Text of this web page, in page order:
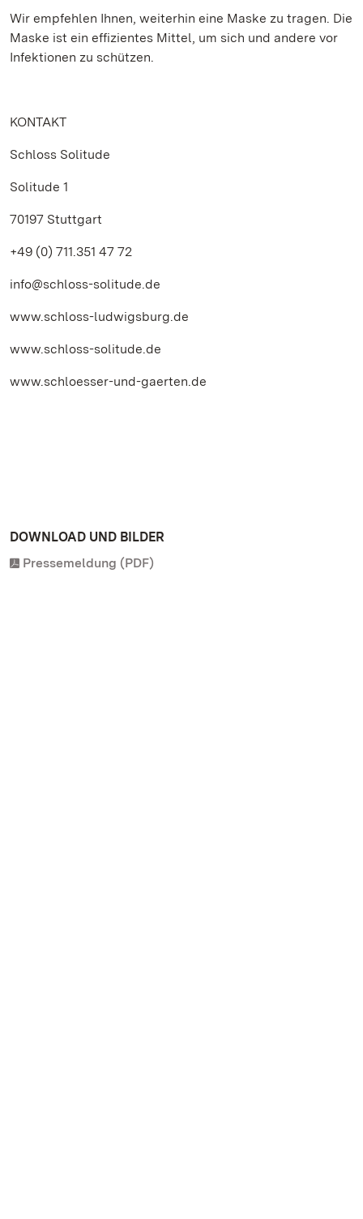
Wir empfehlen Ihnen, weiterhin eine Maske zu tragen. Die
Maske ist ein effizientes Mittel, um sich und andere vor
Infektionen zu schützen.
KONTAKT
Schloss Solitude
Solitude 1
70197 Stuttgart
+49 (0) 711.351 47 72
info@schloss-solitude.de
www.schloss-ludwigsburg.de
www.schloss-solitude.de
www.schloesser-und-gaerten.de
DOWNLOAD UND BILDER
Pressemeldung (PDF)